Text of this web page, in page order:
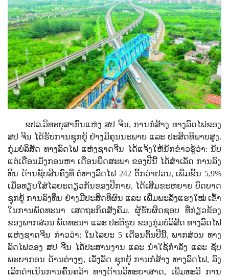
ຂປລ.ວິທະຍຸສາກົນແຫ່ງ ສປ ຈີນ, ​ກາ​ນ​ກໍ່​ສ້າງ​ ທາງ​ລົດ​ໄຟ​ຂອງ
ສປ ​ຈີນ ​ໄດ້​ຮັບ​ການ​ຊຸກ​ຍູ້ ​ຢ່າງ​ມີ​ຄຸນ​ນະ​ພາບ ​ແລະ​ ປະ​ສິດ​ທິ​ພາບ​ສູງ.
ກຸ່ມ​ບໍ​ລິ​ສັດ ທາງ​ລົດ​ໄຟ ​ແຫ່ງ​ຊາດ​ຈີນ​ ໄດ້​ແຈ້ງ​ໃຫ້​ນັກ​ຂ່າວ​ຮູ້​ວ່າ: ​ນັບ
ແຕ່​ເດືອນ​ມັງ​ກອນ​ຫາ​ ເດືອນ​ພຶດ​ສະ​ພາ ​ຂອງ​ປີ​ນີ້ ​ໄດ້​ສຳ​ເລັດ ​ການ​ລົງ​
ທຶນ ​ດ້ານ​ຊັບ​ສິ​ນ​ຄົງ​​ທີ່​ ຕໍ່​ທາງ​ລົດ​ໄຟ 242 ຕື້ກວ່າຢວນ, ເພີ່ມ​ຂຶ້ນ 5,9%
ເມື່ອທຽບ​ໃສ່​ໄລ​ຍະ​ດຽວ​ກັນ​ຂອງ​ປີ​ກາຍ, ໄດ້​ເສີມ​ຂະ​ຫຍາຍ​ ບົດ​ບາດ
​ຊຸກ​ຍູ້​ ການ​ລົງ​ທຶນ​ ຢ່າງ​ມີ​ປະ​ສິດ​ທິ​ຜົນ ແລະ​ ເພີ່ມ​ພະ​ລັງ​ແຮງ​ໃໝ່ ​ເຂົ້າ​
ໃນ​ການ​ພັດ​ທະ​ນາ ​ເສດ​ຖະ​ກິດ​ສັງ​ຄົມ. ຜູ້​ຮັບ​ຜິດ​ຊອບ ​ທີ່​ກ່ຽວ​ຂ້ອງ​
ຂອງ​​ພາກ​ສ່ວນ ​ພັດ​ທະ​ນາ​ ແລະ​ ປະ​ຕິ​ຮູບ ​ຂອງ​ກຸ່ມ​ບໍ​ລິ​ສັດ ທາງ​ລົດ​ໄຟ​
ແຫ່ງ​ຊາດ​ຈີນ ກ່າວ​ວ່າ​: ໃນໄລ​ຍະ 5 ເດືອນ​ຕົ້ນ​ປີ​ນີ້,ພາກ​ສ່ວນ ​ທາງ​
ລົດ​ໄຟ​ຂອງ ສປ ​ຈີນ​ ໄດ້​ປະ​ສານ​ງານ ​ແລະ ​ນຳ​ໃຊ້​ກຳ​ລັງ ​​ແລະ​ ຊັບ​
ພະ​ຍາ​ກອນ ​ດ້ານ​ຕ່າງໆ, ເລັ່ງ​ລັດ ​ຊຸກ​ຍູ້​ ການ​ກໍ່​ສ້າງ ​ທາງ​ລົດ​ໄຟ, ລົງ​
ເລິກ​ດຳ​ເນີນ​ການ​ຄົ້ນ​ຄວ້າ ​ທາງ​ດ້ານ​ວິ​ທະ​ຍາ​ສາດ, ເພີ່ມ​ທະ​ວີ​ ການ​